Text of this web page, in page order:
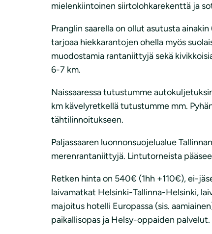
mielenkiintoinen siirtolohkarekenttä ja
Pranglin saarella on ollut asutusta
tarjoaa hiekkarantojen ohella myös
muodostamia rantaniittyjä sekä
6-7 km.
Naissaaressa tutustumme
km kävelyretkellä tutustumme mm.
tähtilinnoitukseen.
Paljassaaren luonnonsuojelualue
merenrantaniittyjä. Lintutorneista
Retken hinta on 540€ (1hh +110€), ei-
laivamatkat Helsinki-Tallinna-Helsinki,
majoitus hotelli Europassa (sis.
paikallisopas ja Helsy-oppaiden palvelut.